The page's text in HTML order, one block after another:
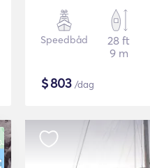
Speedbåd
28 ft
9 m
$803 /dag